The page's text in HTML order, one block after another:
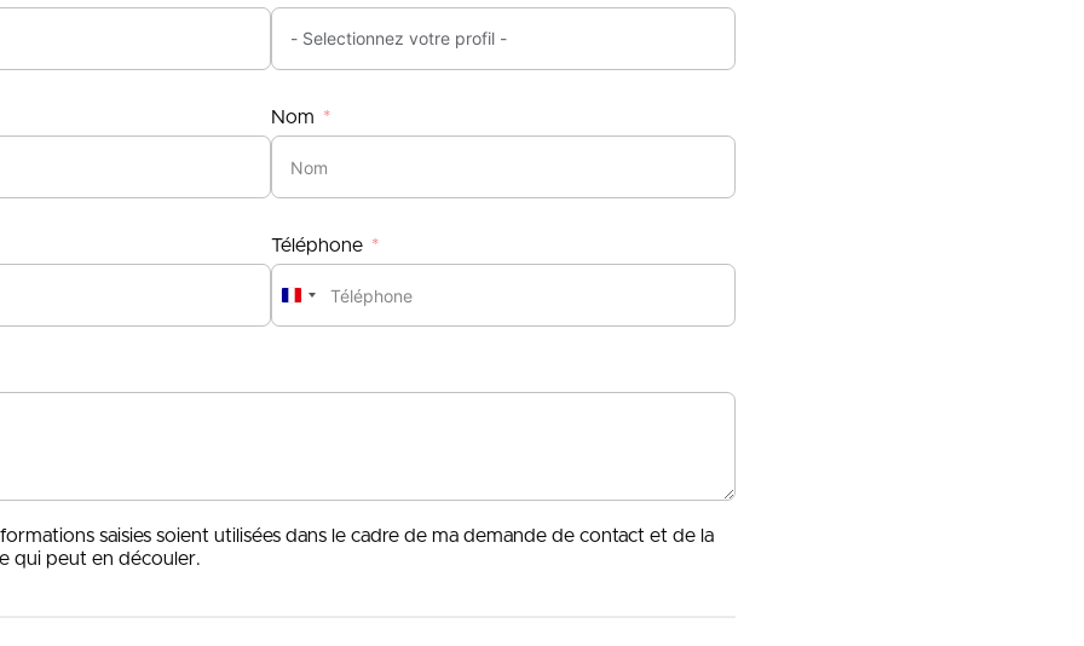
Nom
Téléphone
France
+33
saisies soient utilisées dans le cadre de ma demande de contact et de la
qui peut en découler.